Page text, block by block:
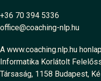
+36 70 394 5336
office@coaching-nlp.hu
A www.coaching.nlp.hu
Informatika Korlátolt
Társaság, 1158 Budapest,